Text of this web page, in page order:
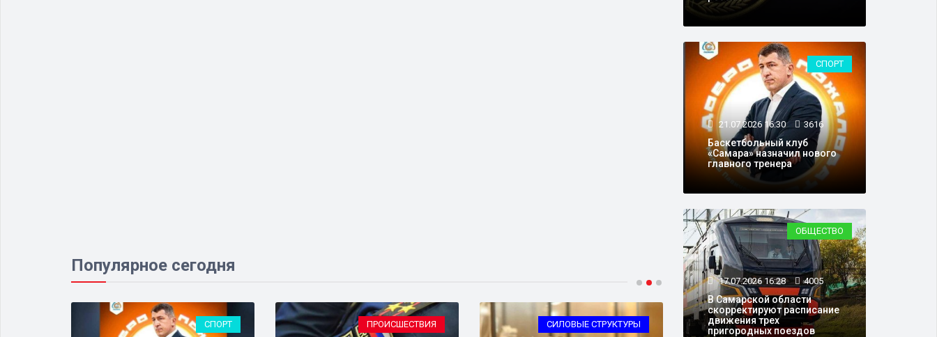
Популярное сегодня
СПОРТ ПРОИСШЕСТВИЯ СИЛОВЫЕ СТРУКТУРЫ ОБЩЕСТВО
СПОРТ
21.07.2026 16:30 3616
Баскетбольный клуб
«Самара» назначил нового
главного тренера
ОБЩЕСТВО
17.07.2026 16:28 4005
В Самарской области
скорректируют расписание
движения трех
пригородных поездов